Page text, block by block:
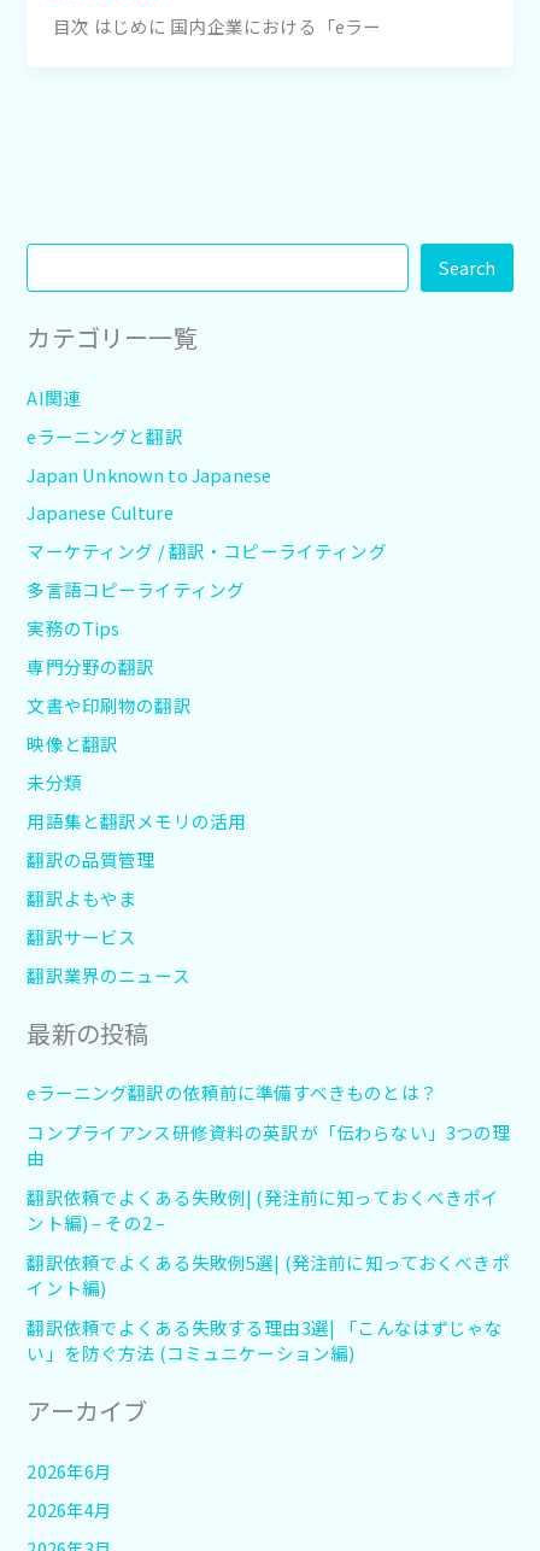
目次 はじめに 国内企業における「eラー
Search
カテゴリー一覧
AI関連
eラーニングと翻訳
Japan Unknown to Japanese
Japanese Culture
マーケティング / 翻訳・コピーライティング
多言語コピーライティング
実務のTips
専門分野の翻訳
文書や印刷物の翻訳
映像と翻訳
未分類
用語集と翻訳メモリの活用
翻訳の品質管理
翻訳よもやま
翻訳サービス
翻訳業界のニュース
最新の投稿
eラーニング翻訳の依頼前に準備すべきものとは？
コンプライアンス研修資料の英訳が「伝わらない」3つの理
由
翻訳依頼でよくある失敗例| (発注前に知っておくべきポイ
ント編) – その2 –
翻訳依頼でよくある失敗例5選| (発注前に知っておくべきポ
イント編)
翻訳依頼でよくある失敗する理由3選| 「こんなはずじゃな
い」を防ぐ方法 (コミュニケーション編)
アーカイブ
2026年6月
2026年4月